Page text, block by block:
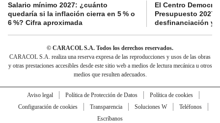
Salario mínimo 2027: ¿cuánto
quedaría si la inflación cierra en 5 % o
6 %? Cifra aproximada
El Centro
Presupuesto 2027
desfinanciación y
© CARACOL S.A. Todos los derechos reservados.
CARACOL S.A. realiza una reserva expresa de las reproducciones y usos de las obras
y otras prestaciones accesibles desde este sitio web a medios de lectura mecánica u otros
medios que resulten adecuados.
Aviso legal Política de Protección de Datos
Política de cookies
Configuración de cookies
Transparencia Soluciones W
Teléfonos
Escríbanos